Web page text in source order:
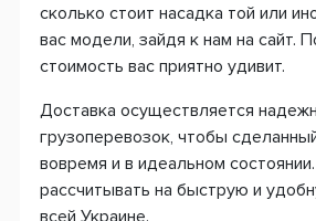
сколько стоит насадка той или
вас модели, зайдя к нам на сайт.
стоимость вас приятно удивит.
Доставка осуществляется
грузоперевозок, чтобы
вовремя и в идеальном
рассчитывать на быструю и
всей Украине.